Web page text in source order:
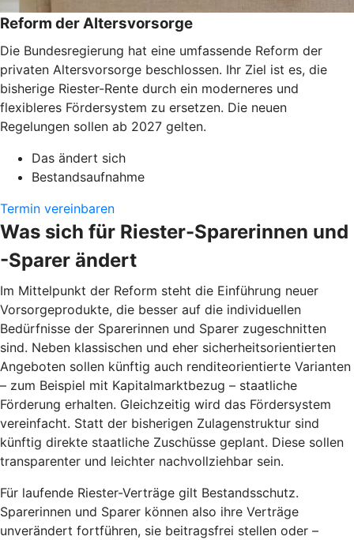
Reform der Altersvorsorge
Die Bundesregierung hat eine umfassende Reform der
privaten Altersvorsorge beschlossen. Ihr Ziel ist es, die
bisherige Riester-Rente durch ein moderneres und
flexibleres Fördersystem zu ersetzen. Die neuen
Regelungen sollen ab 2027 gelten.
Das ändert sich
Bestandsaufnahme
Termin vereinbaren
Was sich für Riester-Sparerinnen und
-Sparer ändert
Im Mittelpunkt der Reform steht die Einführung neuer
Vorsorgeprodukte, die besser auf die individuellen
Bedürfnisse der Sparerinnen und Sparer zugeschnitten
sind. Neben klassischen und eher sicherheitsorientierten
Angeboten sollen künftig auch renditeorientierte Varianten
– zum Beispiel mit Kapitalmarktbezug – staatliche
Förderung erhalten. Gleichzeitig wird das Fördersystem
vereinfacht. Statt der bisherigen Zulagenstruktur sind
künftig direkte staatliche Zuschüsse geplant. Diese sollen
transparenter und leichter nachvollziehbar sein.
Für laufende Riester-Verträge gilt Bestandsschutz.
Sparerinnen und Sparer können also ihre Verträge
unverändert fortführen, sie beitragsfrei stellen oder –